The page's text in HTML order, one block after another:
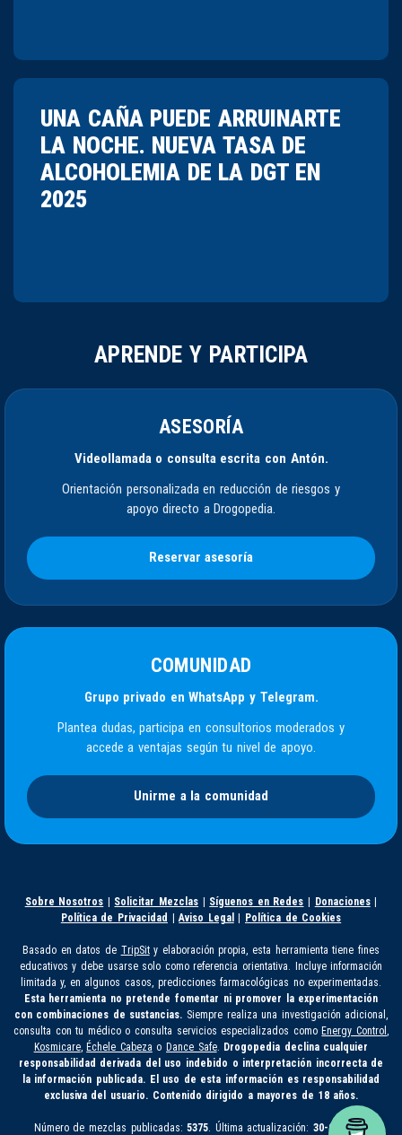
UNA CAÑA PUEDE ARRUINARTE
LA NOCHE. NUEVA TASA DE
ALCOHOLEMIA DE LA DGT EN
2025
APRENDE Y PARTICIPA
ASESORÍA
Videollamada o consulta escrita con Antón.
Orientación personalizada en reducción de riesgos y
apoyo directo a Drogopedia.
Reservar asesoría
COMUNIDAD
Grupo privado en WhatsApp y Telegram.
Plantea dudas, participa en consultorios moderados y
accede a ventajas según tu nivel de apoyo.
Unirme a la comunidad
Sobre Nosotros Solicitar Mezclas Síguenos en Redes Donaciones|
Política de Privacidad
|Aviso Legal Política de Cookies
Basado en datos de TripSity elaboración propia, esta herramienta tiene fines
educativos y debe usarse solo como referencia orientativa. Incluye información
limitada y, en algunos casos, predicciones farmacológicas no experimentadas.
Esta herramienta no pretende fomentar ni promover la experimentación
con combinaciones de sustancias. Siempre realiza una investigación adicional,
consulta con tu médico o consulta servicios especializados como Energy Control,
Kosmicare, Échele Cabeza o Dance Safe. Drogopedia declina cualquier
responsabilidad derivada del uso indebido o interpretación incorrecta de
la información publicada. El uso de esta información es responsabilidad
exclusiva del usuario. Contenido dirigido a mayores de 18 años.
Número de mezclas publicadas: 5375. Última actualización:30-07-2026.